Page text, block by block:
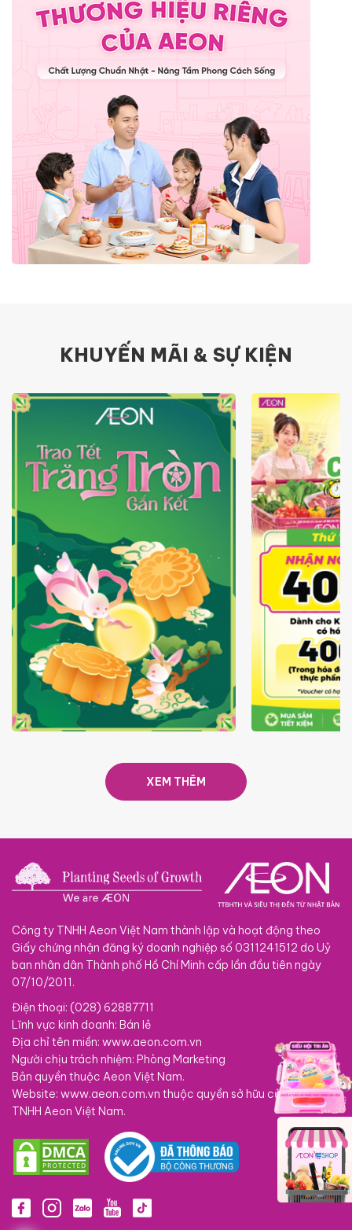
KHUYẾN MÃI & SỰ KIỆN
TRAO TẾT TRĂNG TRÒN GẮN
GIÁ LUÔN
XEM THÊM
Công ty TNHH Aeon Việt Nam thành lập và hoạt động theo
Giấy chứng nhận đăng ký doanh nghiệp số 0311241512 do Uỷ
ban nhân dân Thành phố Hồ Chí Minh cấp lần đầu tiên ngày
07/10/2011.
Điện thoại: (028) 62887711
Lĩnh vực kinh doanh: Bán lẻ
Địa chỉ tên miền: www.aeon.com.vn
Người chịu trách nhiệm: Phòng Marketing
Bản quyền thuộc Aeon Việt Nam.
Website: www.aeon.com.vn thuộc quyền sở hữu của Công ty
TNHH Aeon Việt Nam.